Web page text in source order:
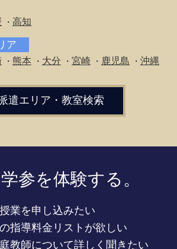
・ 高知
ア
・ 熊本 ・ 大分 ・ 宮崎 ・ 鹿児島 ・ 沖縄
遣エリア・教室検索
参を体験する。
業を申し込みたい
指導料金リストが欲しい
教師について詳しく聞きたい